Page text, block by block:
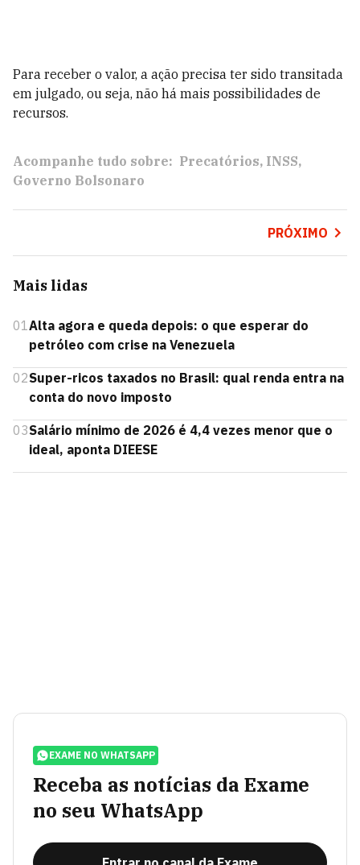
Para receber o valor, a ação precisa ter sido transitada
em julgado, ou seja, não há mais possibilidades de
recursos.
Acompanhe tudo sobre: Precatórios INSS
Governo Bolsonaro
PRÓXIMO
Mais lidas
01 Alta agora e queda depois: o que esperar do
petróleo com crise na Venezuela
02Super-ricos taxados no Brasil: qual renda entra na
conta do novo imposto
03Salário mínimo de 2026 é 4,4 vezes menor que o
ideal, aponta DIEESE
EXAME NO WHATSAPP
Receba as notícias da Exame
no seu WhatsApp